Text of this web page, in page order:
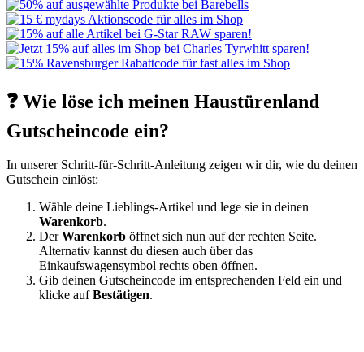
❓ Wie löse ich meinen Haustürenland
Gutscheincode ein?
In unserer Schritt-für-Schritt-Anleitung zeigen wir dir, wie du deinen
Gutschein einlöst:
Wähle deine Lieblings-Artikel und lege sie in deinen
Warenkorb.
DerWarenkorb öffnet sich nun auf der rechten Seite.
Alternativ kannst du diesen auch über das
Einkaufswagensymbol rechts oben öffnen.
Gib deinen Gutscheincode im entsprechenden Feld ein und
klicke aufBestätigen.